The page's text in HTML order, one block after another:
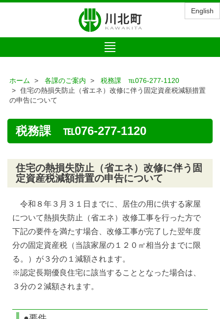
English
Toggle
navigation
ホーム 各課のご案内
税務課 ℡076-277-1120
住宅の熱損失防止（省エネ）改修に伴う固定資産税減額措置
の申告について
税務課 ℡076-277-1120
住宅の熱損失防止（省エネ）改修に伴う固
定資産税減額措置の申告について
令和８年３月３１日までに、居住の用に供する家屋
について熱損失防止（省エネ）改修工事を行った方で
下記の要件を満たす場合、改修工事が完了した翌年度
分の固定資産税（当該家屋の１２０㎡相当分までに限
る。）が３分の１減額されます。
※認定長期優良住宅に該当することとなった場合は、
３分の２減額されます。